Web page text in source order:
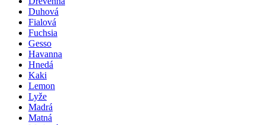
Duhová
Fialová
Fuchsia
Gesso
Havanna
Hnedá
Kaki
Lemon
Lyže
Madrá
Matná